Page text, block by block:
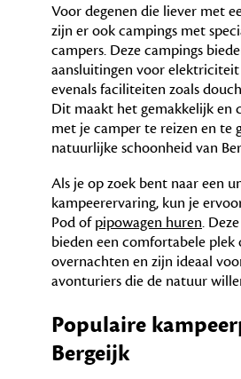
Voor degenen die liever met
zijn er ook campings met
campers. Deze campings
aansluitingen voor
evenals faciliteiten zoals
Dit maakt het gemakkelijk en
met je camper te reizen en te
natuurlijke schoonheid van
Als je op zoek bent naar een
kampeerervaring, kun je
Pod ofpipowagen huren.
bieden een comfortabele plek
overnachten en zijn ideaal
avonturiers die de natuur
Populaire
Bergeijk